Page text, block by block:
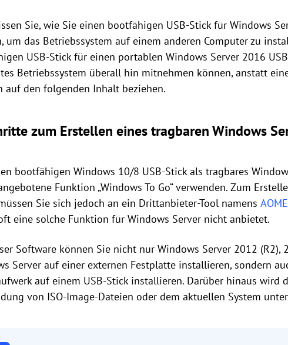
Sie, wie Sie einen bootfähigen USB-Stick für Windows
um das Betriebssystem auf einem anderen Computer zu
USB-Stick für einen portablen Windows Server 2016
Betriebssystem überall hin mitnehmen können, anstatt
auf den folgenden Inhalt beziehen.
zum Erstellen eines tragbaren Windows
bootfähigen Windows 10/8 USB-Stick als tragbares
Funktion „Windows To Go“ verwenden. Zum
Sie sich jedoch an ein Drittanbieter-Tool namens
eine solche Funktion für Windows Server nicht anbietet.
Software können Sie nicht nur Windows Server 2012 (R2),
Server auf einer externen Festplatte installieren, sondern
auf einem USB-Stick installieren. Darüber hinaus wird
von ISO-Image-Dateien oder dem aktuellen System